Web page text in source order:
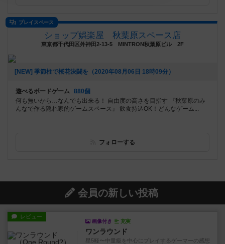
プレイスペース
ショップ娯楽屋 秋葉原スペース店
東京都千代田区外神田2-13-5 MINTRON秋葉原ビル 2F
[NEW] 季節柱で桜花決闘を（2020年08月06日 18時09分）
遊べるボードゲーム 880個
何も無いから…なんでも出来る！ 自由度の高さを目指す 『秋葉原のみ
んなで作る隠れ家的ゲームスペース』 飲食持込OK！どんなゲーム...
フォローする
会員の新しい投稿
レビュー
画像付き 充実
ワンラウンド
星5軽〜中量級を中心にプレイするゲーマーの感想